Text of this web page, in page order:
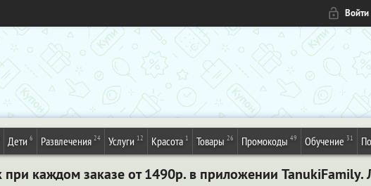
Войти
Дети 6 Развлечения 24 Услуги 12 Красота 1 Товары 26 Промокоды 49 Обучение 31
каждом заказе от 1490р. в приложении TanukiFamily.